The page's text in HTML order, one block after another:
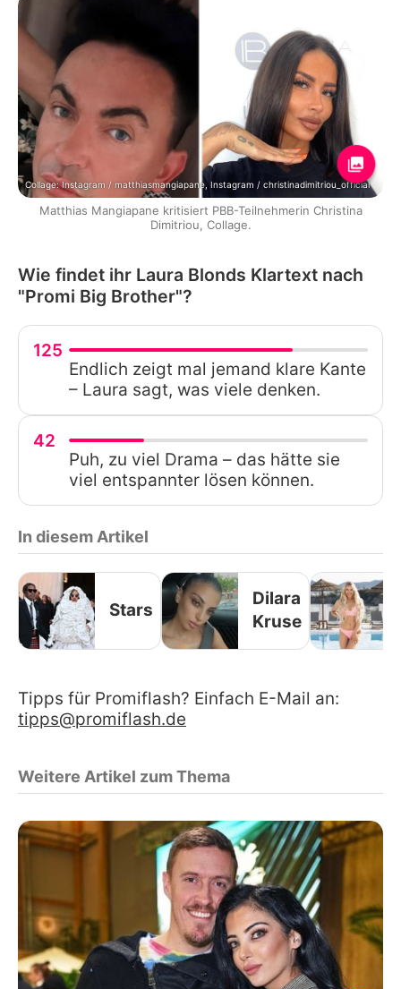
Collage: Instagram / matthiasmangiapane, Instagram / christinadimitriou_official
Matthias Mangiapane kritisiert PBB-Teilnehmerin Christina
Dimitriou, Collage.
Wie findet ihr Laura Blonds Klartext nach
"Promi Big Brother"?
125
Endlich zeigt mal jemand klare Kante
– Laura sagt, was viele denken.
42
Puh, zu viel Drama – das hätte sie
viel entspannter lösen können.
In diesem Artikel
Stars
Dilara
Kruse
Tipps für Promiflash? Einfach E-Mail an:
tipps@promiflash.de
Weitere Artikel zum Thema